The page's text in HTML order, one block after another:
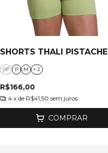
SHORTS THALI PISTACHE
PP P M + 2
R$166,00
4 x de R$41,50 sem juros
COMPRAR